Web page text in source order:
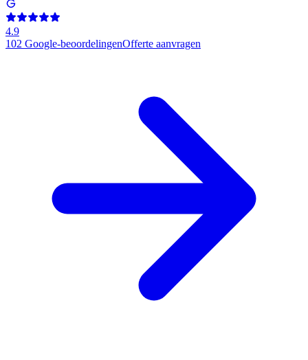
4.9
102 Google-beoordelingenOfferte aanvragen